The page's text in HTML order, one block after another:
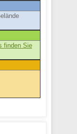
finden Sie